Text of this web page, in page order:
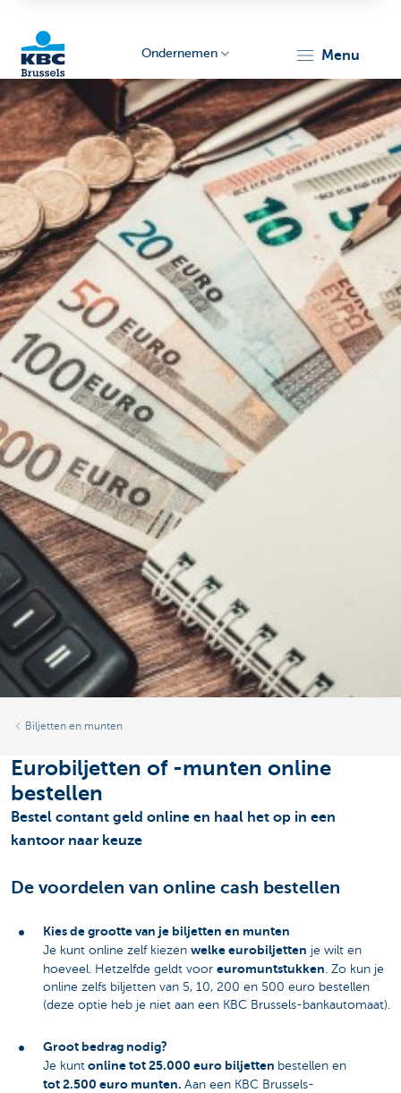
KBC
Ondernemers
Ondernemen menu
Biljetten en munten
Eurobiljetten of -munten online
bestellen
Bestel contant geld online en haal het op in een
kantoor naar keuze
De voordelen van online cash bestellen
Kies de grootte van je biljetten en munten
Je kunt online zelf kiezen welke eurobiljetten je wilt en
hoeveel. Hetzelfde geldt voor euromuntstukken . Zo kun je
online zelfs biljetten van 5, 10, 200 en 500 euro bestellen
(deze optie heb je niet aan een KBC Brussels-bankautomaat).
Groot bedrag nodig?
Je kunt online tot 25.000 euro biljetten bestellen en
tot 2.500 euro munten. Aan een KBC Brussels-